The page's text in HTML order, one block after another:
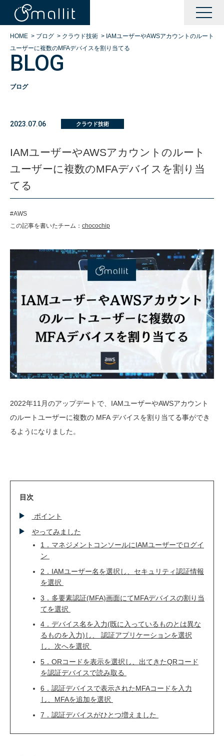
KAIZENサポート
BOOTサポート
DXサポート
クラウド軍師(DX情報)
HOME > ブログ > クラウド技術 > IAMユーザーやAWSアカウントのルート
ユーザーに複数のMFAデバイスを割り当てる
BLOG
ブログ
2023.07.06 クラウド技術
IAMユーザーやAWSアカウントのルート
ユーザーに複数のMFAデバイスを割り当
てる
#AWS
この記事を書いたチーム： chocochip
2022年11月のアップデートで、IAMユーザーやAWSアカウント
のルートユーザーに複数の MFA デバイスを割り当てる事ができ
るようになりました。
目次
ポイント
やってみました
1．マネジメントコンソールにIAMユーザーでログイ
ン
2．IAMユーザー名を選択し、セキュリティ認証情報
を選択
3．多要素認証(MFA)画面にてMFAデバイスの割り当
てを選択
4．デバイス名を入力(既に入っているものとは異な
るものを入力)し、 認証アプリケーションを選択
し、次へを選択
5．ORコードを表示を選択し、出てきたQRコード
を認証デバイスで読み取る
6．認証デバイスで表示されたMFAコードを入力
し、MFAを追加を選択
7．認証デバイスがひとつ増えました